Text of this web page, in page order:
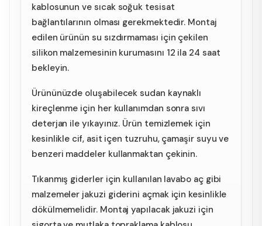
kablosunun ve sıcak soğuk tesisat
bağlantılarının olması gerekmektedir. Montaj
edilen ürünün su sızdırmaması için çekilen
silikon malzemesinin kurumasını 12 ila 24 saat
bekleyin.
Ürününüzde oluşabilecek sudan kaynaklı
kireçlenme için her kullanımdan sonra sıvı
deterjan ile yıkayınız. Ürün temizlemek için
kesinlikle cif, asit içen tuzruhu, çamaşir suyu ve
benzeri maddeler kullanmaktan çekinin.
Tıkanmış giderler için kullanılan lavabo aç gibi
malzemeler jakuzi giderini açmak için kesinlikle
dökülmemelidir. Montaj yapılacak jakuzi için